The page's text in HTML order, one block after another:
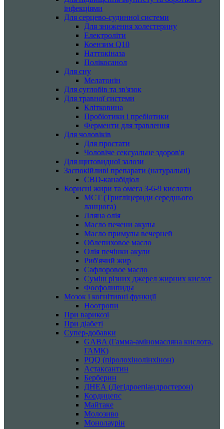
інфекціями
Для серцево-судинної системи
Для зниження холестерину
Електроліти
Коензим Q10
Наттокіназа
Полікосанол
Для сну
Мелатонін
Для суглобів та зв'язок
Для травної системи
Клітковина
Пробіотики і пребіотики
Ферменти для травлення
Для чоловіків
Для простати
Чоловіче сексуальне здоров'я
Для щитовидної залози
Заспокійливі препарати (натуральні)
CBD-канабідіол
Корисні жири та омега 3-6-9 кислоти
MCT (Тригліцериди середнього
ланцюга)
Лляна олія
Масло печени акулы
Масло примулы вечерней
Облепиховое масло
Олія печінки акули
Риб'ячий жир
Сафлоровое масло
Суміш різних джерел жирних кислот
Фосфолипиды
Мозок і когнітивні функції
Ноотропи
При варикозі
При діабеті
Супер-добавки
GABA (Гамма-аміномасляна кислота,
ГАМК)
PQQ (піролохінолінхінон)
Астаксантин
Берберин
ДНЕА (Дегідроепіандростерон)
Кордицепс
Майтаке
Молозиво
Монолаурін